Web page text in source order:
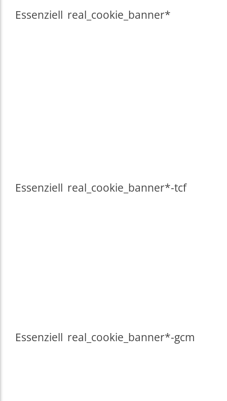
Essenziell real_cookie_banner*
Essenziell real_cookie_banner*-tcf
Essenziell real_cookie_banner*-gcm